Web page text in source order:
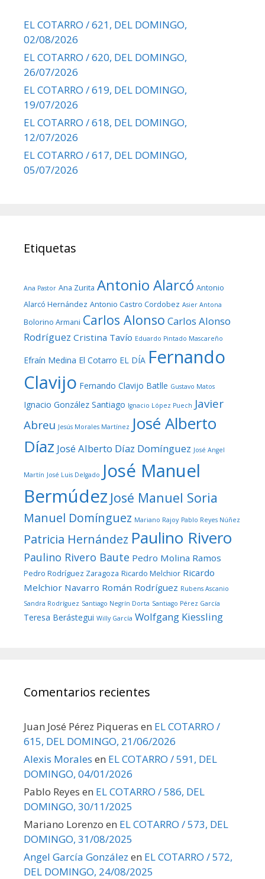
EL COTARRO / 621, DEL DOMINGO,
02/08/2026
EL COTARRO / 620, DEL DOMINGO,
26/07/2026
EL COTARRO / 619, DEL DOMINGO,
19/07/2026
EL COTARRO / 618, DEL DOMINGO,
12/07/2026
EL COTARRO / 617, DEL DOMINGO,
05/07/2026
Etiquetas
Ana Pastor Ana Zurita Antonio Alarcó Antonio
Alarcó Hernández Antonio Castro Cordobez Asier Antona
Bolorino Armani Carlos Alonso Carlos Alonso
Rodríguez Cristina Tavío Eduardo Pintado Mascareño
Efraín Medina El Cotarro EL DÍA Fernando
Clavijo Fernando Clavijo Batlle Gustavo Matos
Ignacio González Santiago Ignacio López Puech Javier
Abreu Jesús Morales Martínez José Alberto
Díaz José Alberto Díaz Domínguez José Angel
Martín José Luis Delgado José Manuel
Bermúdez José Manuel Soria
Manuel Domínguez Mariano Rajoy Pablo Reyes Núñez
Patricia Hernández Paulino Rivero
Paulino Rivero Baute Pedro Molina Ramos
Pedro Rodríguez Zaragoza Ricardo Melchior Ricardo
Melchior Navarro Román Rodríguez Rubens Ascanio
Sandra Rodríguez Santiago Negrín Dorta Santiago Pérez García
Teresa Berástegui Willy García Wolfgang Kiessling
Comentarios recientes
Juan José Pérez Piqueras en EL COTARRO /
615, DEL DOMINGO, 21/06/2026
Alexis Morales en EL COTARRO / 591, DEL
DOMINGO, 04/01/2026
Pablo Reyes en EL COTARRO / 586, DEL
DOMINGO, 30/11/2025
Mariano Lorenzo en EL COTARRO / 573, DEL
DOMINGO, 31/08/2025
Angel García González en EL COTARRO / 572,
DEL DOMINGO, 24/08/2025